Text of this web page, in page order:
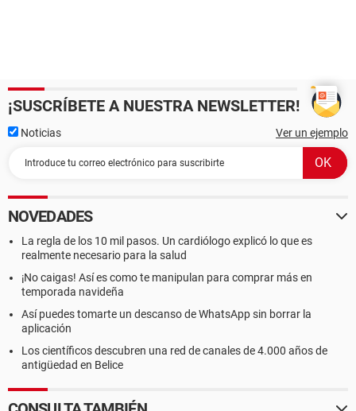
¡SUSCRÍBETE A NUESTRA NEWSLETTER!
Noticias Ver un ejemplo
NOVEDADES
La regla de los 10 mil pasos. Un cardiólogo explicó lo que es
realmente necesario para la salud
¡No caigas! Así es como te manipulan para comprar más en
temporada navideña
Así puedes tomarte un descanso de WhatsApp sin borrar la
aplicación
Los científicos descubren una red de canales de 4.000 años de
antigüedad en Belice